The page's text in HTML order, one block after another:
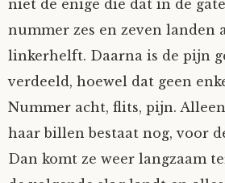
niet de enige die dat in de
nummer zes en zeven landen
linkerhelft. Daarna is de pijn
verdeeld, hoewel dat geen
Nummer acht, flits, pijn.
haar billen bestaat nog, voor
Dan komt ze weer langzaam